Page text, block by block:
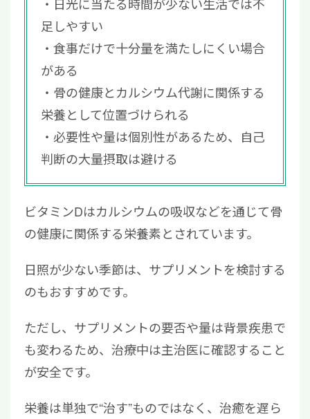
足しやすい
食事だけで十分量を満たしにくい場合
がある
骨の健康とカルシウム代謝に関係する
栄養として位置づけられる
必要性や量は個別性があるため、自己
判断の大量摂取は避ける
ビタミンDはカルシウムの吸収などを通じて骨
の健康に関係する栄養素とされています。
日照が少ない季節は、サプリメントを検討する
のもおすすめです。
ただし、サプリメントの要否や量は背景疾患で
も変わるため、治療中は主治医に確認すること
が安全です。
栄養は単独で“治す”ものではなく、治癒を遅ら